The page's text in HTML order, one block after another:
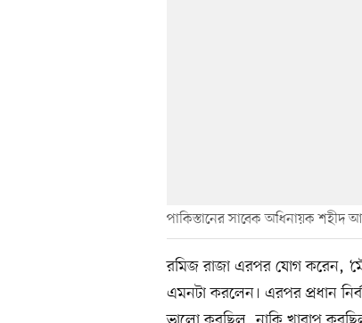
পাকিস্তানের সাবেক অধিনায়ক শহীদ
রমিজ রাজা এরপর যোগ করেন,
এমনটা করলেন। এরপর প্রধান